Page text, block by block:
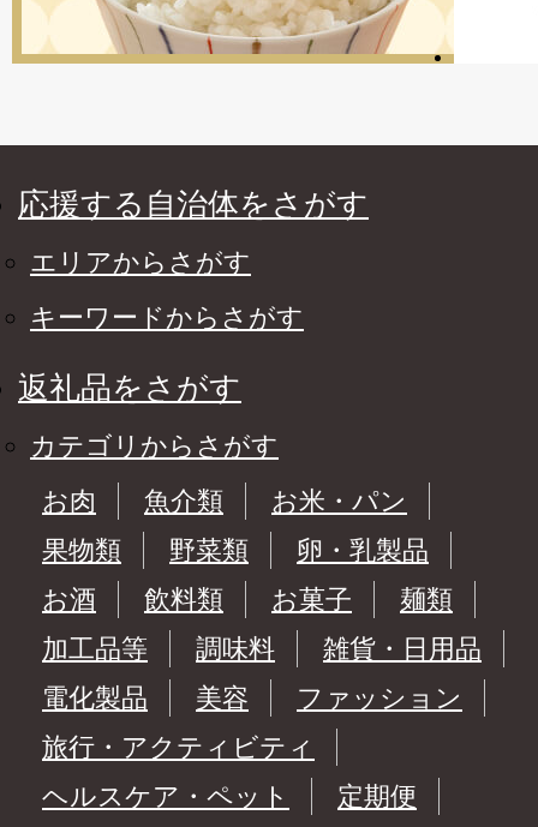
応援する自治体をさがす
エリアからさがす
キーワードからさがす
返礼品をさがす
カテゴリからさがす
お肉
魚介類
お米・パン
果物類
野菜類
卵・乳製品
お酒
飲料類 お菓子
麺類
加工品等
調味料
雑貨・日用品
電化製品
美容
ファッション
旅行・アクティビティ
ヘルスケア・ペット
定期便